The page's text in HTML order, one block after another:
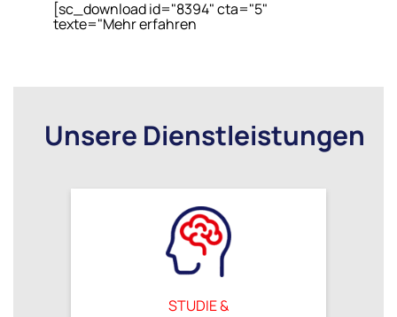
[sc_download id="8394" cta="5"
texte="Mehr erfahren
Unsere Dienstleistungen
STUDIE &